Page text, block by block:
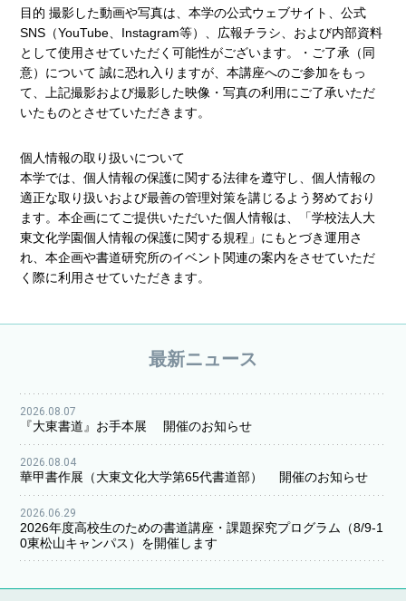
目的 撮影した動画や写真は、本学の公式ウェブサイト、公式
SNS（YouTube、Instagram等）、広報チラシ、および内部資料
として使用させていただく可能性がございます。・ご了承（同
意）について 誠に恐れ入りますが、本講座へのご参加をもっ
て、上記撮影および撮影した映像・写真の利用にご了承いただ
いたものとさせていただきます。
個人情報の取り扱いについて
本学では、個人情報の保護に関する法律を遵守し、個人情報の
適正な取り扱いおよび最善の管理対策を講じるよう努めており
ます。本企画にてご提供いただいた個人情報は、「学校法人大
東文化学園個人情報の保護に関する規程」にもとづき運用さ
れ、本企画や書道研究所のイベント関連の案内をさせていただ
く際に利用させていただきます。
最新ニュース
2026.08.07
『大東書道』お手本展 開催のお知らせ
2026.08.04
華甲書作展（大東文化大学第65代書道部） 開催のお知らせ
2026.06.29
2026年度高校生のための書道講座・課題探究プログラム（8/9-1
0東松山キャンパス）を開催します